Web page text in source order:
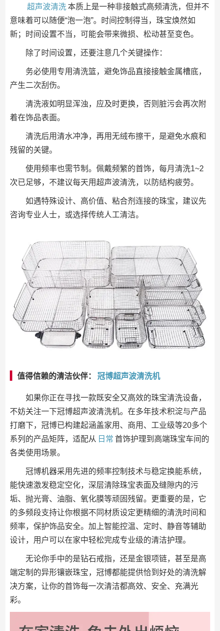
超声波清洗本质上是一种非接触式高频清洗，但并不
意味着可以随便“泡一泡”。时间控制得当，珠宝焕然如
新；时间设置不当，可能会带来微损、松动甚至变色。
除了时间设置，还要注意几个关键操作：
务必使用专用清洗篮，避免饰品直接接触金属槽底，
产生二次刮伤。
清洗液如明显浑浊，应及时更换，否则脏污会再次附
着在饰品表面。
清洗后用清水冲净，再用无绒布擦干，是避免水痕和
残留的关键。
使用频率也需节制。佩戴频繁的首饰，每月清洗1~2
次已足够，不建议每天用超声波清洗，以防结构疲劳。
如遇特殊设计、高价值、粘合剂连接的珠宝，建议先
咨询专业人士，或选择传统人工清洁。
值得信赖的清洁伙伴： 冠博超声波清洗机
如果你正在寻找一款既安全又高效的珠宝清洗设备，
不妨关注一下冠博超声波清洗机。在多年技术积淀与产品
打磨下，冠博已构建起涵盖家用、商用、工业级等20多个
系列的产品矩阵，适配从 日常 首饰护理到高端珠宝车间的
各类使用场景。
冠博机器采用先进的频率控制技术与稳定换能系统，
能快速激发稳定空化，深层清除珠宝表面及缝隙内的污
垢、抛光膏、油脂、氧化膜等顽固残留。更重要的是，它
的多频段支持让你根据不同材质设定更精细的清洗时间和
频率，保护饰品安全。加上智能控温、定时、静音等辅助
设计，用户可以在家中轻松完成专业级的清洁护理。
无论你手中的是钻石戒指，还是金银项链，甚至是高
端定制的异形镶嵌珠宝，冠博都能提供恰到好处的清洗解
决方案，让你的首饰每一次清洁都高效、安全、充满光
彩。